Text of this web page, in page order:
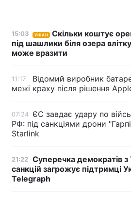
15:03 УНІАН
Скільки коштує
під шашлики біля озера
може вразити
11:17
Відомий виробник
межі краху після рішення
07:24 ЄС завдає удару по
РФ: під санкціями дрони
Starlink
21:22 Суперечка демократів
санкцій загрожує підтримці
Telegraph